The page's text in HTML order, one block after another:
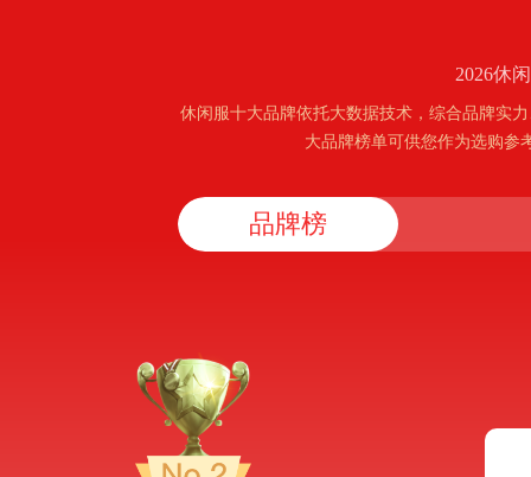
2026休
休闲服十大品牌依托大数据技术，综合品牌实
大品牌榜单可供您作为选购参
品牌榜